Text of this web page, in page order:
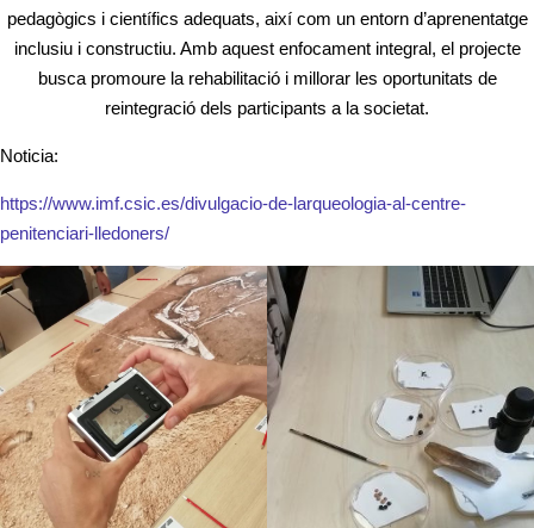
pedagògics i científics adequats, així com un entorn d’aprenentatge
inclusiu i constructiu. Amb aquest enfocament integral, el projecte
busca promoure la rehabilitació i millorar les oportunitats de
reintegració dels participants a la societat.
Noticia:
https://www.imf.csic.es/divulgacio-de-larqueologia-al-centre-
penitenciari-lledoners/